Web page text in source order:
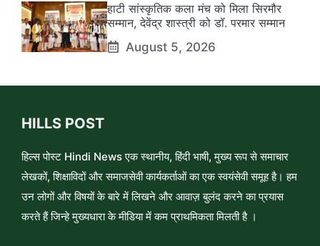
हाटी सांस्कृतिक कला मंच को मिला सिरमौर
सम्मान, देवेंद्र शास्त्री को डॉ. परमार सम्मान
August 5, 2026
HILLS POST
हिल्स पोस्ट Hindi News एक स्थानीय, हिंदी भाषी, मुख्य रूप से समाचार
लेखकों, शिक्षाविदों और समाजसेवी कार्यकर्ताओं का एक स्वयंसेवी समूह है। हम
उन लोगों और विषयों के बारे में लिखने और आवाज़ बुलंद करने का प्रयास
करते हैं जिन्हे मुख्यधारा के मीडिया में कम प्राथमिकता मिलती है ।